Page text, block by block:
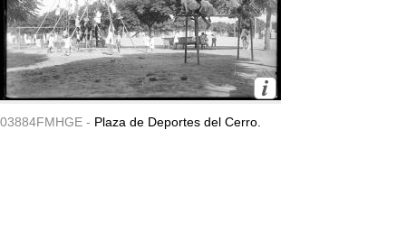
03884FMHGE - Plaza de Deportes del Cerro.